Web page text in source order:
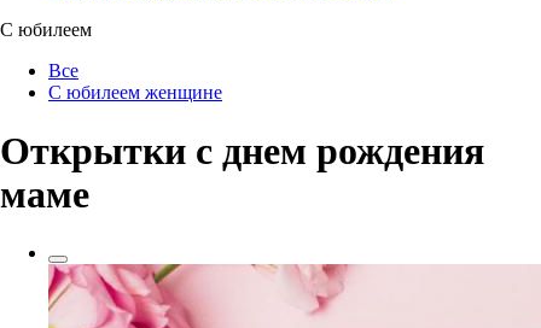
С юбилеем
Все
С юбилеем женщине
Открытки с днем рождения
маме